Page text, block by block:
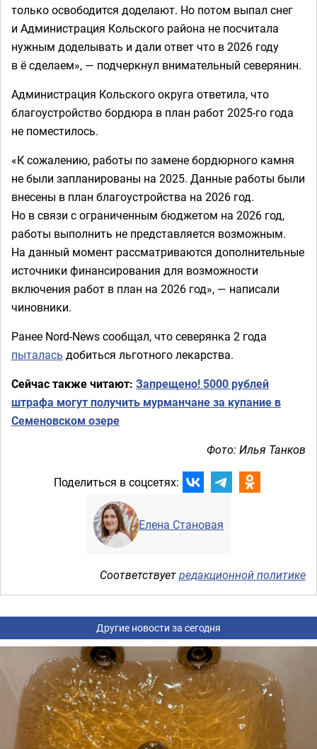
только освободится доделают. Но потом выпал снег
и Администрация Кольского района не посчитала
нужным доделывать и дали ответ что в 2026 году
в ё сделаем», — подчеркнул внимательный северянин.
Администрация Кольского округа ответила, что
благоустройство бордюра в план работ 2025-го года
не поместилось.
«К сожалению, работы по замене бордюрного камня
не были запланированы на 2025. Данные работы были
внесены в план благоустройства на 2026 год.
Но в связи с ограниченным бюджетом на 2026 год,
работы выполнить не представляется возможным.
На данный момент рассматриваются дополнительные
источники финансирования для возможности
включения работ в план на 2026 год», — написали
чиновники.
Ранее Nord-News сообщал, что северянка 2 года
пыталась добиться льготного лекарства.
Сейчас также читают: Запрещено! 5000 рублей
штрафа могут получить мурманчане за купание в
Семеновском озере
Фото: Илья Танков
Поделиться в соцсетях:
Елена Становая
Соответствуетредакционной политике
Другие новости за сегодня